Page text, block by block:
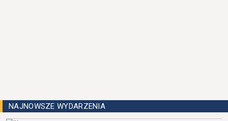
NAJNOWSZE WYDARZENIA